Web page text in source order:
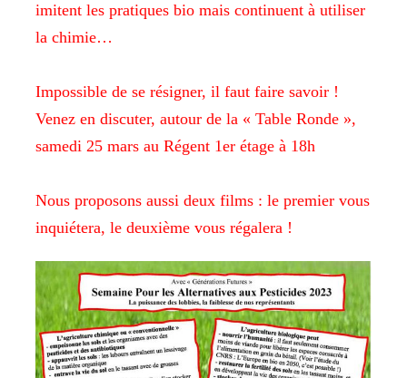
imitent les pratiques bio mais continuent à utiliser
la chimie…
Impossible de se résigner, il faut faire savoir !
Venez en discuter, autour de la « Table Ronde »,
samedi 25 mars au Régent 1er étage à 18h
Nous proposons aussi deux films : le premier vous
inquiétera, le deuxième vous régalera !